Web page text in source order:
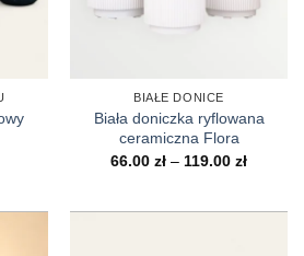
trwałość metalu, czy
ozdobną idealnie dopasowaną
wyjątkowego charakteru
się pięknie zaaranżowaną
na balkonie czy tarasie
BIAŁE DONICE
Biała doniczka ryflowana
ceramiczna Flora
66.00 zł – 119.00 złZakres